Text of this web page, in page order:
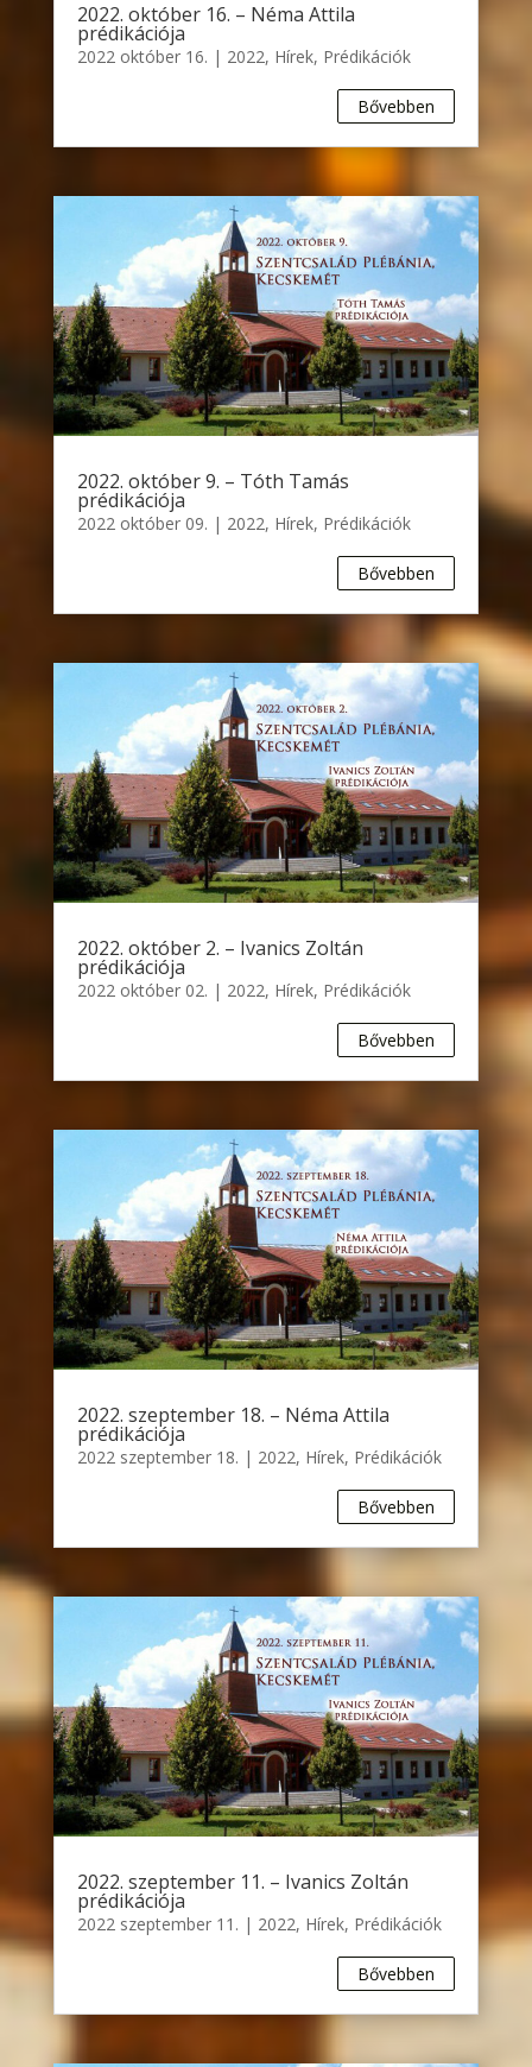
2022. október 16. – Néma Attila
prédikációja
2022 október 16. | 2022, Hírek, Prédikációk
Bővebben
2022. október 9. – Tóth Tamás
prédikációja
2022 október 09. | 2022, Hírek, Prédikációk
Bővebben
2022. október 2. – Ivanics Zoltán
prédikációja
2022 október 02. | 2022, Hírek, Prédikációk
Bővebben
2022. szeptember 18. – Néma Attila
prédikációja
2022 szeptember 18. | 2022, Hírek, Prédikációk
Bővebben
2022. szeptember 11. – Ivanics Zoltán
prédikációja
2022 szeptember 11. | 2022, Hírek, Prédikációk
Bővebben